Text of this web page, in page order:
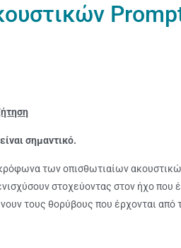
σημαντικό.
των οπισθωτιαίων
στοχεύοντας στον ήχο που
τους θορύβους που έρχονται από